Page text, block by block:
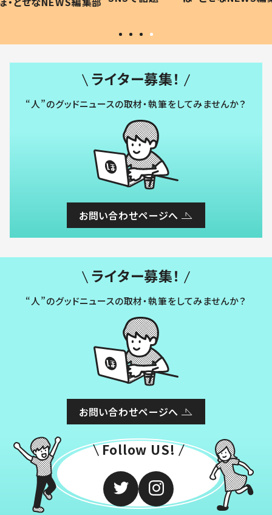
#令和の子
い」
ライター募集！
“人”のグッドニュースの取材・執筆をしてみませんか？
お問い合わせページへ
ライター募集！
“人”のグッドニュースの取材・執筆をしてみませんか？
お問い合わせページへ
Follow US!